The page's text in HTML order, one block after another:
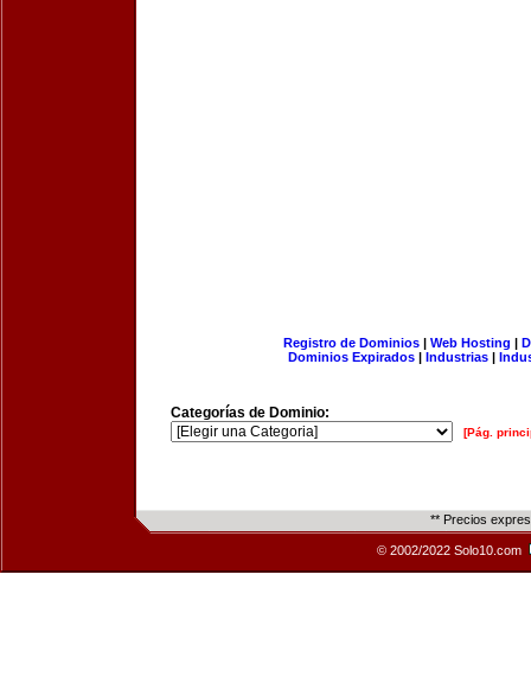
Registro de Dominios| Web Hosting |
Dominios Expirados | Industrias |
Categorías de Dominio:
[Pág.
** Precios
© 2002/2022 Solo10.com